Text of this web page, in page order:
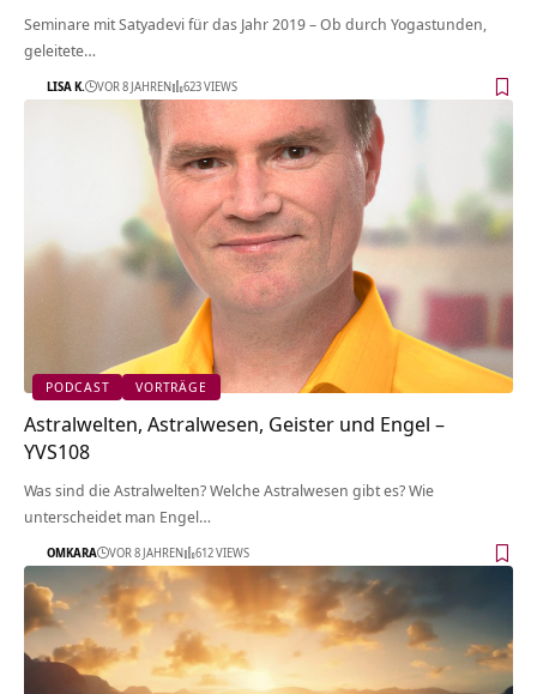
Seminare mit Satyadevi für das Jahr 2019 – Ob durch Yogastunden,
geleitete…
LISA K. VOR 8 JAHREN 623 VIEWS
PODCAST VORTRÄGE
Astralwelten, Astralwesen, Geister und Engel –
YVS108
Was sind die Astralwelten? Welche Astralwesen gibt es? Wie
unterscheidet man Engel…
OMKARA VOR 8 JAHREN 612 VIEWS